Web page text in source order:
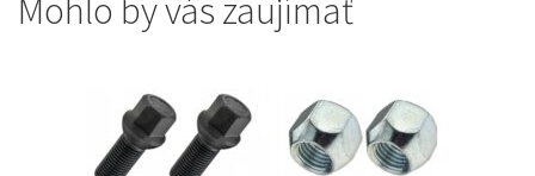
Mohlo by vás zaujímať